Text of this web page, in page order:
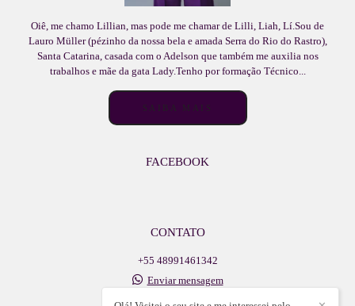
Oiê, me chamo Lillian, mas pode me chamar de Lilli, Liah, Lí.Sou de
Lauro Müller (pézinho da nossa bela e amada Serra do Rio do Rastro),
Santa Catarina, casada com o Adelson que também me auxilia nos
trabalhos e mãe da gata Lady.Tenho por formação Técnico...
SAIBA MAIS
FACEBOOK
CONTATO
+55 48991461342
Enviar mensagem